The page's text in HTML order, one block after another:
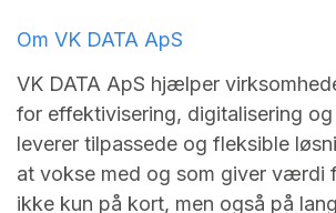
Om VK DATA ApS
VK DATA ApS hjælper
for effektivisering, digitalisering
leverer tilpassede og fleksible
at vokse med og som giver værdi
ikke kun på kort, men også på